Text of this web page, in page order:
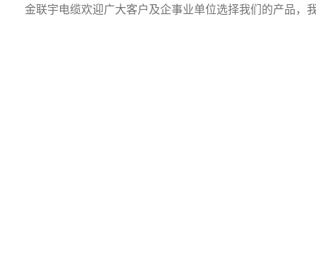
金联宇电缆欢迎广大客户及企事业单位选择我们的产品，